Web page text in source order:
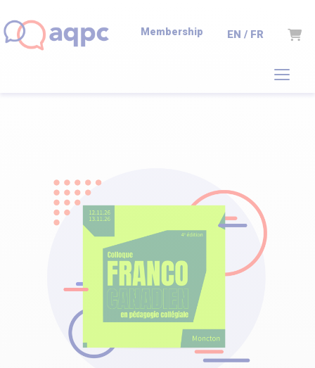
Membership EN / FR Cart